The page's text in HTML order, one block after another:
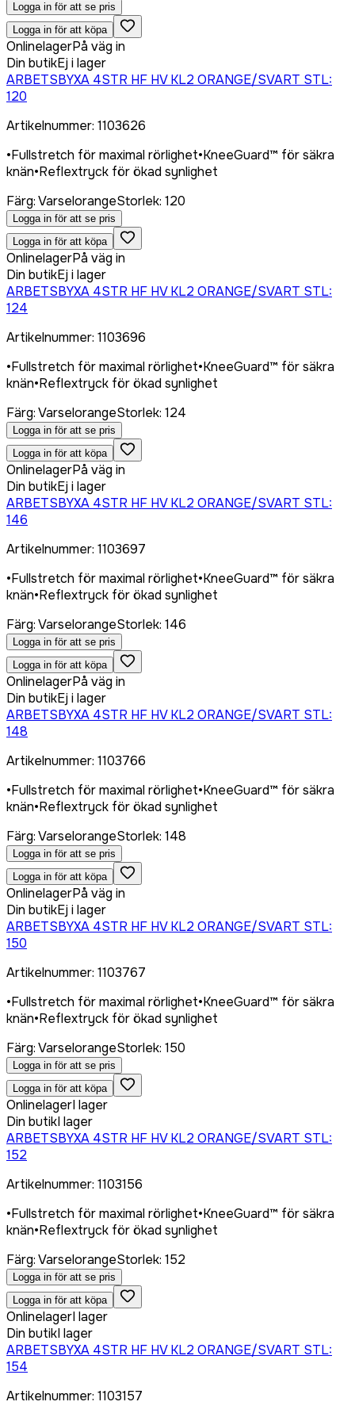
Logga in för att se pris
Logga in för att köpa
OnlinelagerPå väg in
Din butikEj i lager
ARBETSBYXA 4STR HF HV KL2 ORANGE/SVART STL:
120
Artikelnummer: 1103626
•Fullstretch för maximal rörlighet•KneeGuard™ för säkra
knän•Reflextryck för ökad synlighet
Färg:VarselorangeStorlek: 120
Logga in för att se pris
Logga in för att köpa
OnlinelagerPå väg in
Din butikEj i lager
ARBETSBYXA 4STR HF HV KL2 ORANGE/SVART STL:
124
Artikelnummer: 1103696
•Fullstretch för maximal rörlighet•KneeGuard™ för säkra
knän•Reflextryck för ökad synlighet
Färg:VarselorangeStorlek: 124
Logga in för att se pris
Logga in för att köpa
OnlinelagerPå väg in
Din butikEj i lager
ARBETSBYXA 4STR HF HV KL2 ORANGE/SVART STL:
146
Artikelnummer: 1103697
•Fullstretch för maximal rörlighet•KneeGuard™ för säkra
knän•Reflextryck för ökad synlighet
Färg:VarselorangeStorlek: 146
Logga in för att se pris
Logga in för att köpa
OnlinelagerPå väg in
Din butikEj i lager
ARBETSBYXA 4STR HF HV KL2 ORANGE/SVART STL:
148
Artikelnummer: 1103766
•Fullstretch för maximal rörlighet•KneeGuard™ för säkra
knän•Reflextryck för ökad synlighet
Färg:VarselorangeStorlek: 148
Logga in för att se pris
Logga in för att köpa
OnlinelagerPå väg in
Din butikEj i lager
ARBETSBYXA 4STR HF HV KL2 ORANGE/SVART STL:
150
Artikelnummer: 1103767
•Fullstretch för maximal rörlighet•KneeGuard™ för säkra
knän•Reflextryck för ökad synlighet
Färg:VarselorangeStorlek: 150
Logga in för att se pris
Logga in för att köpa
OnlinelagerI lager
Din butikI lager
ARBETSBYXA 4STR HF HV KL2 ORANGE/SVART STL:
152
Artikelnummer: 1103156
•Fullstretch för maximal rörlighet•KneeGuard™ för säkra
knän•Reflextryck för ökad synlighet
Färg:VarselorangeStorlek: 152
Logga in för att se pris
Logga in för att köpa
OnlinelagerI lager
Din butikI lager
ARBETSBYXA 4STR HF HV KL2 ORANGE/SVART STL:
154
Artikelnummer: 1103157